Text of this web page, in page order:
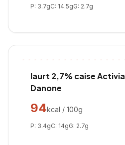
P: 3.7gC: 14.5gG: 2.7g
Iaurt 2,7% caise Activia
Danone
94kcal / 100g
P: 3.4gC: 14gG: 2.7g